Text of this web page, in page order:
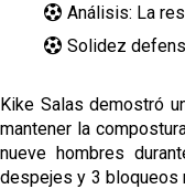
Análisis: La
Solidez
Kike Salas demostró
mantener la
nueve hombres
despejes y 3 bloqueos